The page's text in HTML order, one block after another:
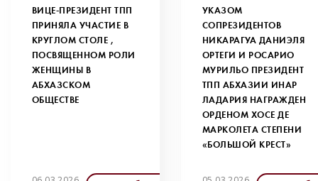
ВИЦЕ-ПРЕЗИДЕНТ ТПП
ПРИНЯЛА УЧАСТИЕ В
КРУГЛОМ СТОЛЕ ,
ПОСВЯЩЕННОМ РОЛИ
ЖЕНЩИНЫ В
АБХАЗСКОМ
ОБЩЕСТВЕ
УКАЗОМ
СОПРЕЗИДЕНТОВ
НИКАРАГУА ДАНИЭЛЯ
ОРТЕГИ И РОСАРИО
МУРИЛЬО ПРЕЗИДЕНТ
ТПП АБХАЗИИ ИНАР
ЛАДАРИЯ НАГРАЖДЕН
ОРДЕНОМ ХОСЕ ДЕ
МАРКОЛЕТА СТЕПЕНИ
«БОЛЬШОЙ КРЕСТ»